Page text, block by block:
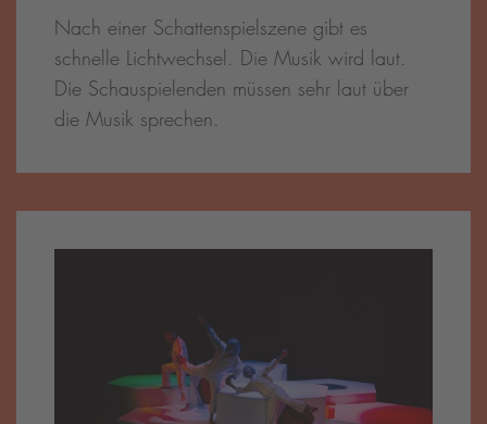
Nach einer Schattenspielszene gibt es
schnelle Lichtwechsel. Die Musik wird laut.
Die Schauspielenden müssen sehr laut über
die Musik sprechen.